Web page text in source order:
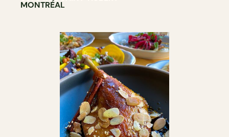
MONTRÉAL